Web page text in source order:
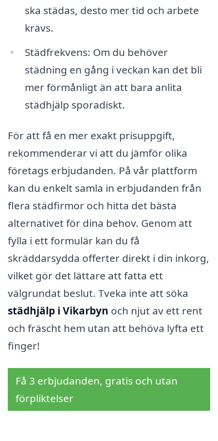
ska städas, desto mer tid och arbete
krävs.
Städfrekvens: Om du behöver
städning en gång i veckan kan det bli
mer förmånligt än att bara anlita
städhjälp sporadiskt.
För att få en mer exakt prisuppgift,
rekommenderar vi att du jämför olika
företags erbjudanden. På vår plattform
kan du enkelt samla in erbjudanden från
flera städfirmor och hitta det bästa
alternativet för dina behov. Genom att
fylla i ett formulär kan du få
skräddarsydda offerter direkt i din inkorg,
vilket gör det lättare att fatta ett
välgrundat beslut. Tveka inte att söka
städhjälp i Vikarbyn och njut av ett rent
och fräscht hem utan att behöva lyfta ett
finger!
Få 3 erbjudanden, gratis och utan
förpliktelser